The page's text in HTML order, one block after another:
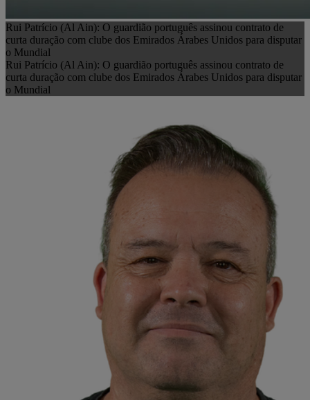
Rui Patrício (Al Ain): O guardião português assinou contrato de
curta duração com clube dos Emirados Árabes Unidos para disputar
o Mundial
Rui Patrício (Al Ain): O guardião português assinou contrato de
curta duração com clube dos Emirados Árabes Unidos para disputar
o Mundial